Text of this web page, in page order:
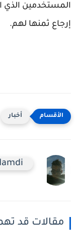
المستخدمين الذي
إرجاع ثمنها لهم.
أخبار
مقالات قد